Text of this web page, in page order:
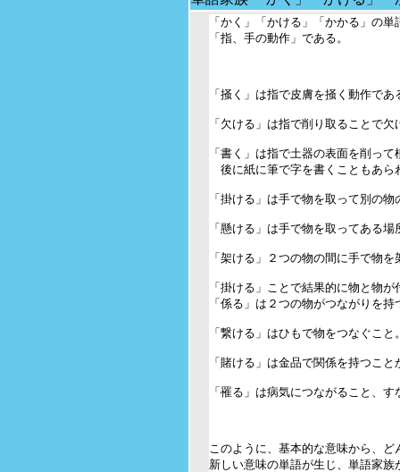
「かく」「かける」「かかる」の
「指、手の動作」である。
「掻く」は指で皮膚を掻く動作であ
「欠ける」は指で削り取ることで
「書く」は指で土器の表面を削っ
後に紙に筆で字を書くこともあら
「掛ける」は手で物を取って別の
「懸ける」は手で物を取ってある
「架ける」２つの物の間に手で物
「掛ける」ことで結果的に物と物
「係る」は２つの物がつながりを
「繋ける」はひもで物をつなぐこと
「賭ける」は金品で関係を持つこ
「罹る」は病気につながること、
このように、基本的な意味から、ど
新しい意味の単語が生じ、単語家族